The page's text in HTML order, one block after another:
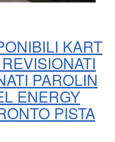
KART
PAROLIN
ENERGY
PISTA